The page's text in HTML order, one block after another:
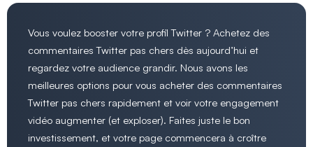
Vous voulez booster votre profil Twitter ? Achetez des
commentaires Twitter pas chers dès aujourd’hui et
regardez votre audience grandir. Nous avons les
meilleures options pour vous acheter des commentaires
Twitter pas chers rapidement et voir votre engagement
vidéo augmenter (et exploser). Faites juste le bon
investissement, et votre page commencera à croître